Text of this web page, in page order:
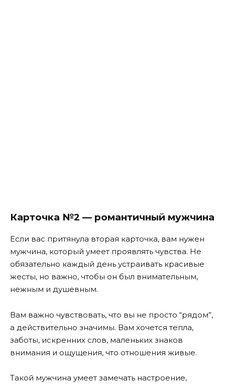
Карточка №2 — романтичный мужчина
Если вас притянула вторая карточка, вам нужен
мужчина, который умеет проявлять чувства. Не
обязательно каждый день устраивать красивые
жесты, но важно, чтобы он был внимательным,
нежным и душевным.
Вам важно чувствовать, что вы не просто “рядом”,
а действительно значимы. Вам хочется тепла,
заботы, искренних слов, маленьких знаков
внимания и ощущения, что отношения живые.
Такой мужчина умеет замечать настроение,